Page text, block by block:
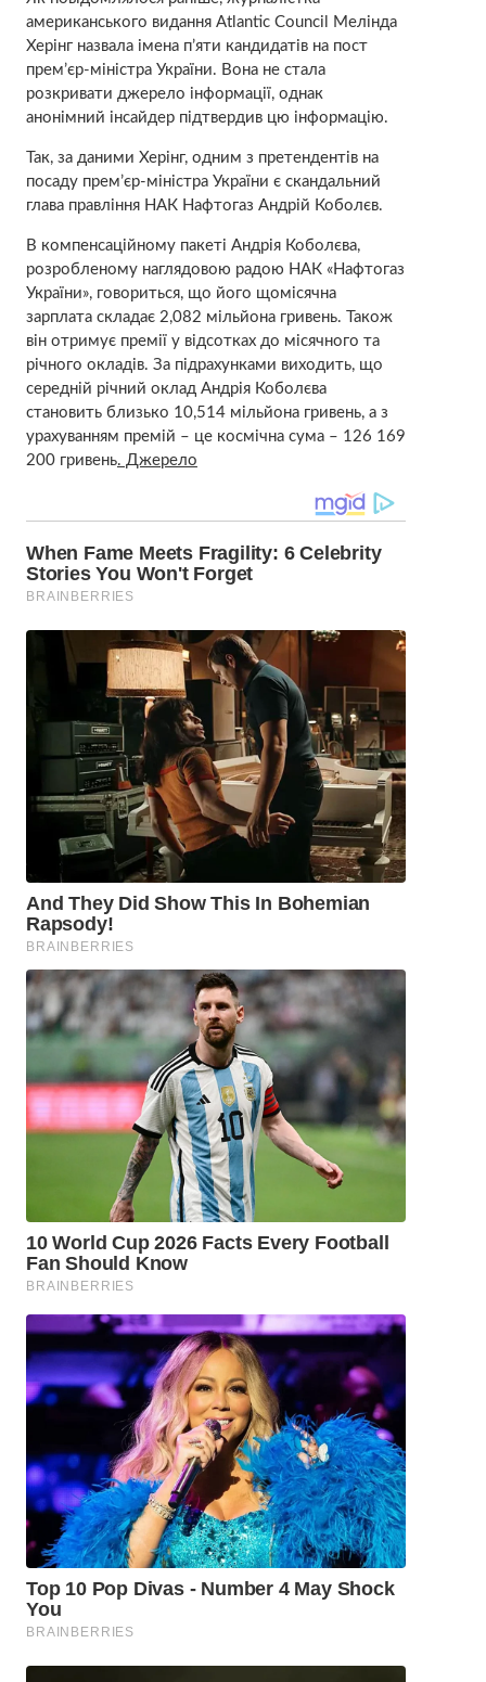
американського видання Atlantic Council Мелінда
Херінг назвала імена п’яти кандидатів на пост
прем’єр-міністра України. Вона не стала
розкривати джерело інформації, однак
анонімний інсайдер підтвердив цю інформацію.
Так, за даними Херінг, одним з претендентів на
посаду прем’єр-міністра України є скандальний
глава правління НАК Нафтогаз Андрій Коболєв.
В компенсаційному пакеті Андрія Коболєва,
розробленому наглядовою радою НАК «Нафтогаз
України», говориться, що його щомісячна
зарплата складає 2,082 мільйона гривень. Також
він отримує премії у відсотках до місячного та
річного окладів. За підрахунками виходить, що
середній річний оклад Андрія Коболєва
становить близько 10,514 мільйона гривень, а з
урахуванням премій – це космічна сума – 126 169
200 гривень. Джерело